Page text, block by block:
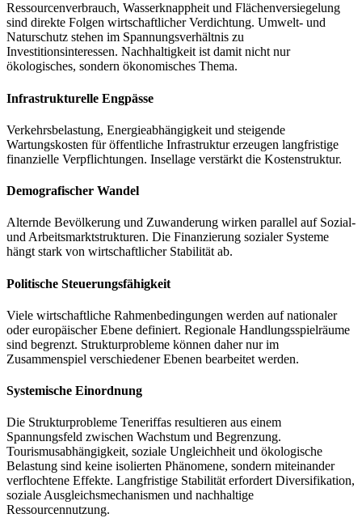
Ressourcenverbrauch, Wasserknappheit und Flächenversiegelung
sind direkte Folgen wirtschaftlicher Verdichtung. Umwelt- und
Naturschutz stehen im Spannungsverhältnis zu
Investitionsinteressen. Nachhaltigkeit ist damit nicht nur
ökologisches, sondern ökonomisches Thema.
Infrastrukturelle Engpässe
Verkehrsbelastung, Energieabhängigkeit und steigende
Wartungskosten für öffentliche Infrastruktur erzeugen langfristige
finanzielle Verpflichtungen. Insellage verstärkt die Kostenstruktur.
Demografischer Wandel
Alternde Bevölkerung und Zuwanderung wirken parallel auf Sozial-
und Arbeitsmarktstrukturen. Die Finanzierung sozialer Systeme
hängt stark von wirtschaftlicher Stabilität ab.
Politische Steuerungsfähigkeit
Viele wirtschaftliche Rahmenbedingungen werden auf nationaler
oder europäischer Ebene definiert. Regionale Handlungsspielräume
sind begrenzt. Strukturprobleme können daher nur im
Zusammenspiel verschiedener Ebenen bearbeitet werden.
Systemische Einordnung
Die Strukturprobleme Teneriffas resultieren aus einem
Spannungsfeld zwischen Wachstum und Begrenzung.
Tourismusabhängigkeit, soziale Ungleichheit und ökologische
Belastung sind keine isolierten Phänomene, sondern miteinander
verflochtene Effekte. Langfristige Stabilität erfordert Diversifikation,
soziale Ausgleichsmechanismen und nachhaltige
Ressourcennutzung.